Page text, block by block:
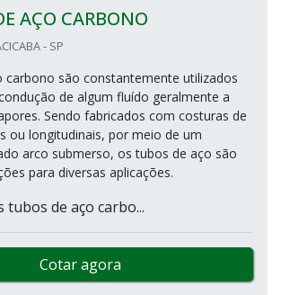
AÇO CARBONO
- SP
carbono são constantemente utilizados
de algum fluído geralmente a
Sendo fabricados com costuras de
ou longitudinais, por meio de um
arco submerso, os tubos de aço são
para diversas aplicações.
tubos de aço carbo...
Cotar agora